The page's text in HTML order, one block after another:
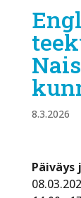
8.3.2026
Päiväys